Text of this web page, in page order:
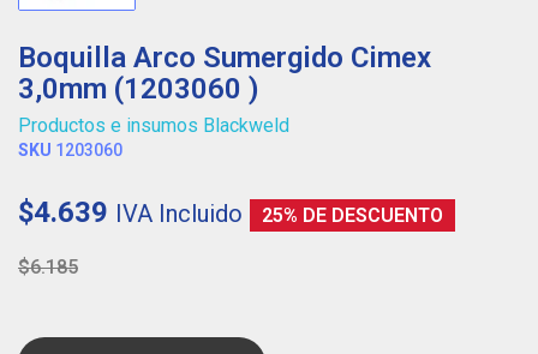
Boquilla Arco Sumergido Cimex
3,0mm (1203060 )
Productos e insumos Blackweld
SKU 1203060
$4.639 IVA Incluido 25% DE DESCUENTO
$6.185